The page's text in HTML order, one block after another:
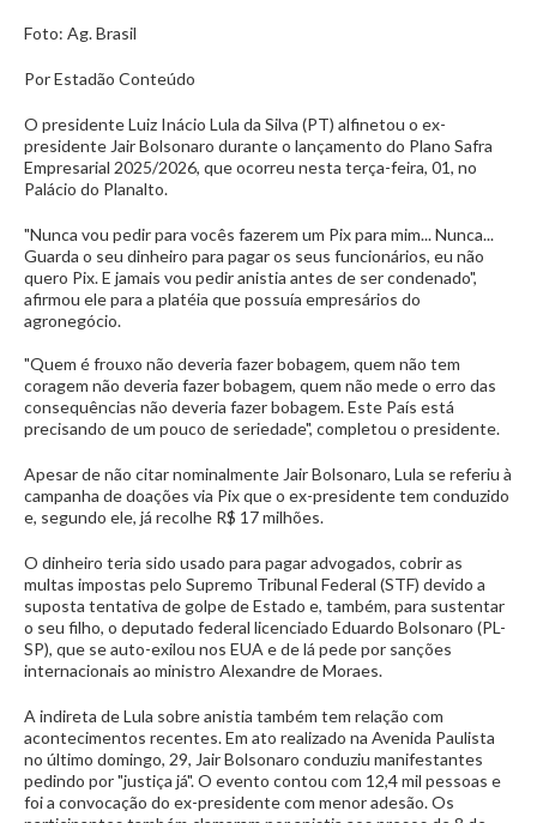
Foto: Ag. Brasil
Por Estadão Conteúdo
O presidente Luiz Inácio Lula da Silva (PT) alfinetou o ex-
presidente Jair Bolsonaro durante o lançamento do Plano Safra
Empresarial 2025/2026, que ocorreu nesta terça-feira, 01, no
Palácio do Planalto.
"Nunca vou pedir para vocês fazerem um Pix para mim... Nunca...
Guarda o seu dinheiro para pagar os seus funcionários, eu não
quero Pix. E jamais vou pedir anistia antes de ser condenado",
afirmou ele para a platéia que possuía empresários do
agronegócio.
"Quem é frouxo não deveria fazer bobagem, quem não tem
coragem não deveria fazer bobagem, quem não mede o erro das
consequências não deveria fazer bobagem. Este País está
precisando de um pouco de seriedade", completou o presidente.
Apesar de não citar nominalmente Jair Bolsonaro, Lula se referiu à
campanha de doações via Pix que o ex-presidente tem conduzido
e, segundo ele, já recolhe R$ 17 milhões.
O dinheiro teria sido usado para pagar advogados, cobrir as
multas impostas pelo Supremo Tribunal Federal (STF) devido a
suposta tentativa de golpe de Estado e, também, para sustentar
o seu filho, o deputado federal licenciado Eduardo Bolsonaro (PL-
SP), que se auto-exilou nos EUA e de lá pede por sanções
internacionais ao ministro Alexandre de Moraes.
A indireta de Lula sobre anistia também tem relação com
acontecimentos recentes. Em ato realizado na Avenida Paulista
no último domingo, 29, Jair Bolsonaro conduziu manifestantes
pedindo por "justiça já". O evento contou com 12,4 mil pessoas e
foi a convocação do ex-presidente com menor adesão. Os